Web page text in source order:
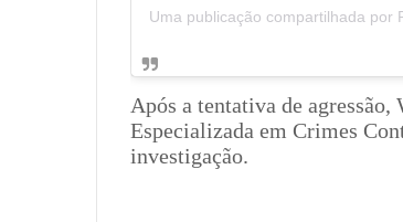
Após a tentativa de
Especializada em Crimes
investigação.